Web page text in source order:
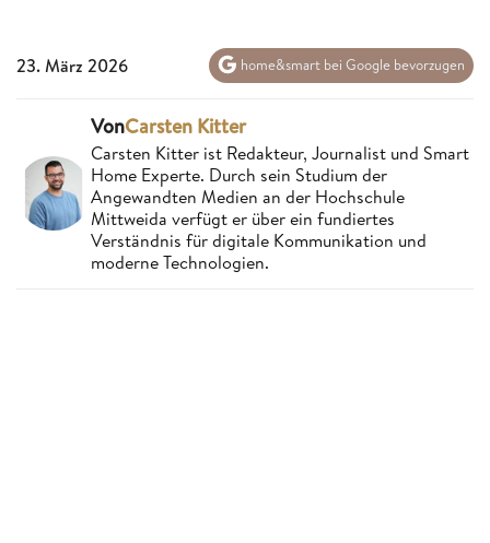
23. März 2026 home&smart bei Google bevorzugen
VonCarsten Kitter
Carsten Kitter ist Redakteur, Journalist und Smart
Home Experte. Durch sein Studium der
Angewandten Medien an der Hochschule
Mittweida verfügt er über ein fundiertes
Verständnis für digitale Kommunikation und
moderne Technologien.